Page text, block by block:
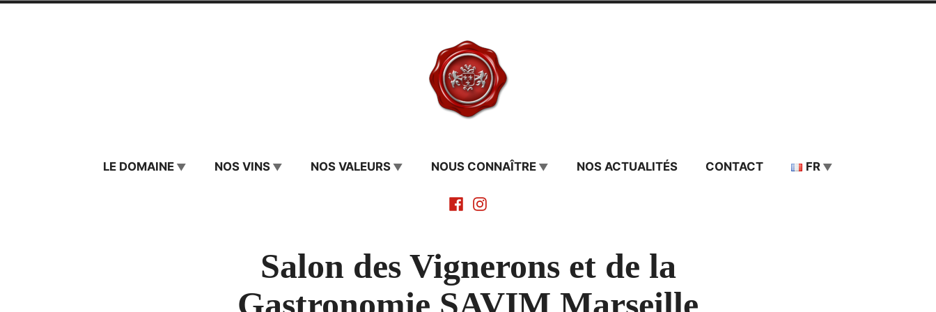
Château de La Cormerais
LE DOMAINE NOS VINS NOS VALEURS NOUS CONNAÎTRE NOS ACTUALITÉS CONTACT FR
FacebookInstagram
Salon des Vignerons et de la